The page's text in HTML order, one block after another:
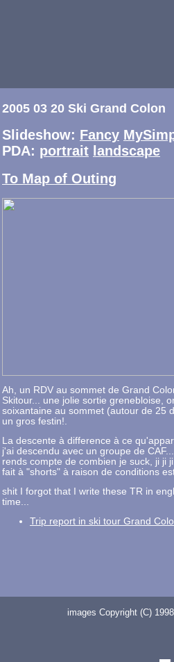
2005 03 20 Ski Grand Colon
Slideshow: Fancy
PDA: portrait landscape
To Map of Outing
Ah, un RDV au sommet de Grand
Skitour... une jolie sortie grenebloise,
soixantaine au sommet (autour de 25
un gros festin!.
La descente à difference à ce
j'ai descendu avec un groupe de
rends compte de combien je suck, ji ji
fait à "shorts" à raison de conditions
shit I forgot that I write these TR in
time...
Trip report in ski tour Grand
images Copyright (C)